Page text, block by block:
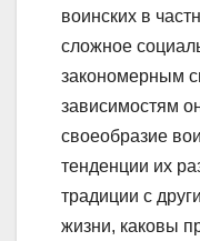
воинских в
сложное
закономерным
зависимостям
своеобразие
тенденции их
традиции с
жизни, каковы